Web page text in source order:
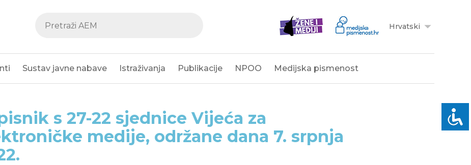
Hrvatski
Sustav javne nabave Istraživanja Publikacije NPOO Medijska pismenost
s 27-22 sjednice Vijeća za
medije, održane dana 7. srpnja